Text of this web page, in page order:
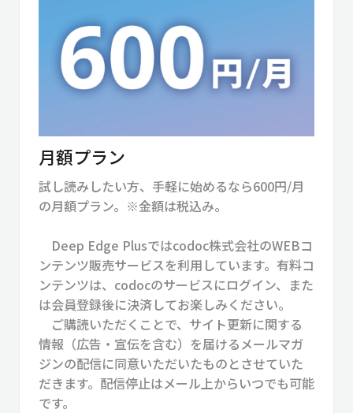
月額プラン
試し読みしたい方、手軽に始めるなら600円/月
の月額プラン。※金額は税込み。
Deep Edge Plusではcodoc株式会社のWEBコ
ンテンツ販売サービスを利用しています。有料コ
ンテンツは、codocのサービスにログイン、また
は会員登録後に決済してお楽しみください。
ご購読いただくことで、サイト更新に関する
情報（広告・宣伝を含む）を届けるメールマガ
ジンの配信に同意いただいたものとさせていた
だきます。配信停止はメール上からいつでも可能
です。